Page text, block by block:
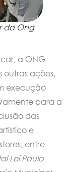
da Ong
a ONG
outras ações,
execução
para a
das
e
entre
Lei Paulo